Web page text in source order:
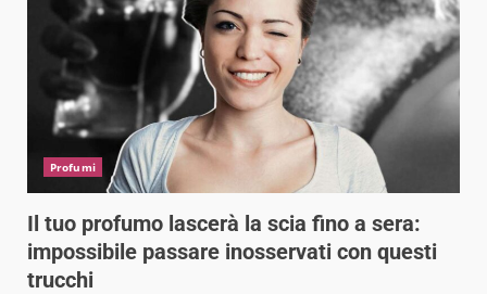
Profumi
Il tuo profumo lascerà la scia fino a sera:
impossibile passare inosservati con questi
trucchi